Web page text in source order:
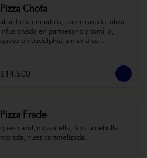
Pizza Chofa
alcachofa encurtida, puerro asado, oliva
infusionado en parmesano y tomillo,
queso phidadelphia, almendras
$14.500
Pizza Frade
queso azul, mozzarella, ricotta cebolla
morada, nuez caramelizada.